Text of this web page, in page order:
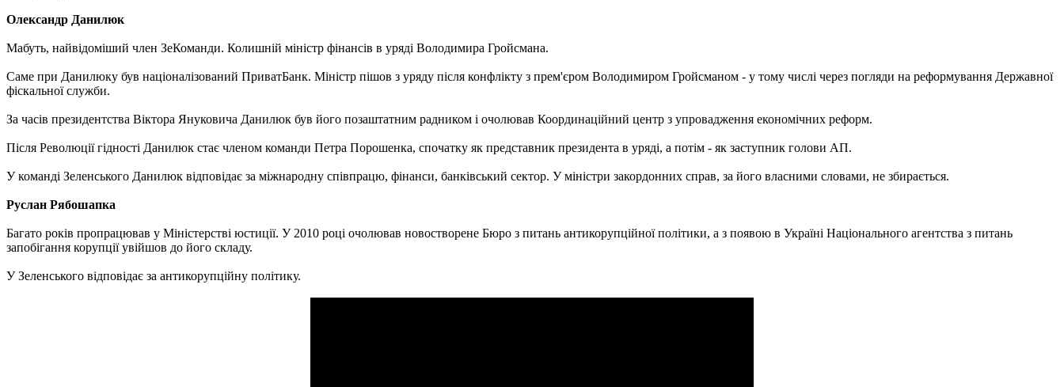
Олександр Данилюк
Мабуть, найвідоміший член ЗеКоманди. Колишній міністр фінансів в уряді Володимира Гройсмана.
Саме при Данилюку був націоналізований ПриватБанк. Міністр пішов з уряду після конфлікту з прем'єром Володимиром Гройсманом - у тому числі через погляди на реформування Державної
фіскальної служби.
За часів президентства Віктора Януковича Данилюк був його позаштатним радником і очолював Координаційний центр з упровадження економічних реформ.
Після Революції гідності Данилюк стає членом команди Петра Порошенка, спочатку як представник президента в уряді, а потім - як заступник голови АП.
У команді Зеленського Данилюк відповідає за міжнародну співпрацю, фінанси, банківський сектор. У міністри закордонних справ, за його власними словами, не збирається.
Руслан Рябошапка
Багато років пропрацював у Міністерстві юстиції. У 2010 році очолював новостворене Бюро з питань антикорупційної політики, а з появою в Україні Національного агентства з питань
запобігання корупції увійшов до його складу.
У Зеленського відповідає за антикорупційну політику.